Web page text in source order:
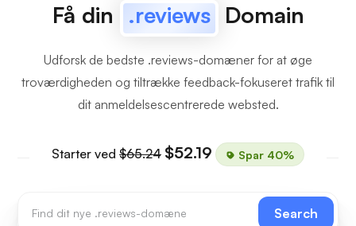
Få din .reviews Domain
Udforsk de bedste .reviews-domæner for at øge
troværdigheden og tiltrække feedback-fokuseret trafik til
dit anmeldelsescentrerede websted.
Starter ved $65.24 $52.19 Spar 40%
Search